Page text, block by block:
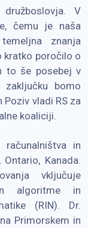
V
čemu je naša
znanja
kratko poročilo o
to še posebej v
bomo
vladi RS za
koaliciji.
in
Kanada.
vključuje
algoritme in
(RIN). Dr.
Primorskem in